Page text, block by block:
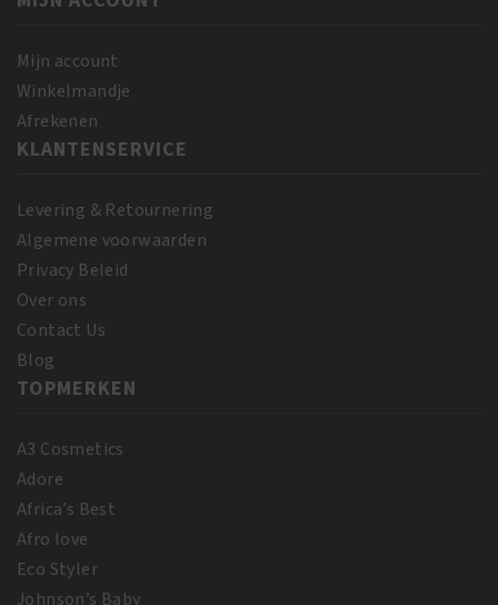
Mijn account
Winkelmandje
Afrekenen
KLANTENSERVICE
Levering & Retournering
Algemene voorwaarden
Privacy Beleid
Over ons
Contact Us
Blog
TOPMERKEN
A3 Cosmetics
Adore
Africa’s Best
Afro love
Eco Styler
Johnson’s Baby